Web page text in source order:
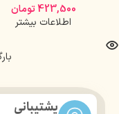
423,500تومان
اطلاعات بیشتر
پشتیبانی